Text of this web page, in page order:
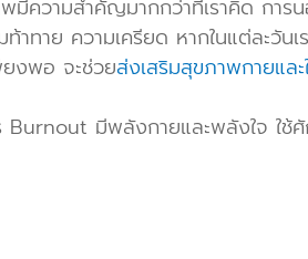
มีความสำคัญมากกว่าที่เราคิด กา
าย ความเครียด หากในแต่ละวันเ
ยงพอ จะช่วยส่งเสริมสุขภาพกายและ
มีพลังกายและพลังใจ ใช้